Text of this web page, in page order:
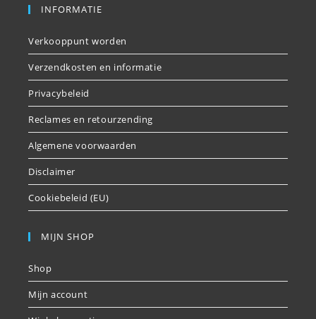
INFORMATIE
Verkooppunt worden
Verzendkosten en informatie
Privacybeleid
Reclames en retourzending
Algemene voorwaarden
Disclaimer
Cookiebeleid (EU)
MIJN SHOP
Shop
Mijn account